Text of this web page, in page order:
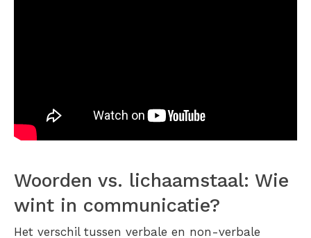
Woorden vs. lichaamstaal: Wie
wint in communicatie?
Het verschil tussen verbale en non-verbale